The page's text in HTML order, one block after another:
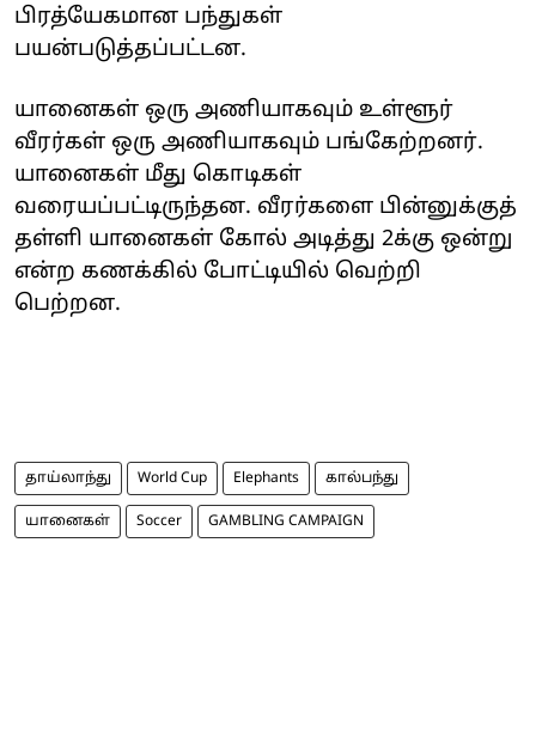
பிரத்யேகமான பந்துகள்
பயன்படுத்தப்பட்டன.
யானைகள் ஒரு அணியாகவும் உள்ளூர்
வீரர்கள் ஒரு அணியாகவும் பங்கேற்றனர்.
யானைகள் மீது கொடிகள்
வரையப்பட்டி‌ருந்தன. வீரர்களை பின்னுக்குத்
‌தள்ளி யானைகள் கோல் அடித்து 2க்கு ஒன்று
என்ற கணக்கில் போட்டியில் வெற்றி
பெற்றன.
தாய்லாந்து World Cup Elephants கால்பந்து
யானைகள் Soccer GAMBLING CAMPAIGN